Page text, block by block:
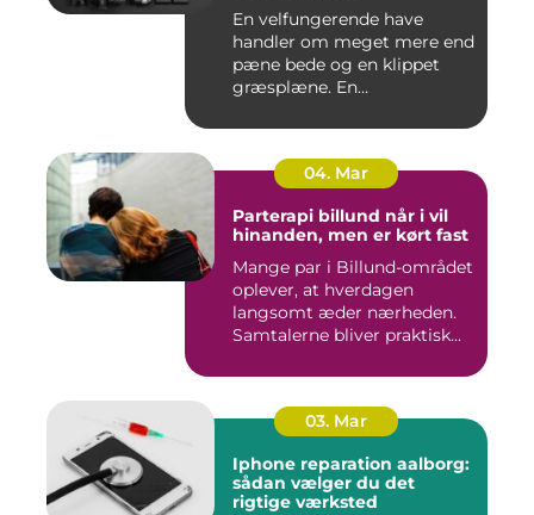
En velfungerende have
handler om meget mere end
pæne bede og en klippet
græsplæne. En
04. Mar
Parterapi billund når i vil
hinanden, men er kørt fast
Mange par i Billund-området
oplever, at hverdagen
langsomt æder nærheden.
Samtalerne bliver praktisk...
03. Mar
Iphone reparation aalborg:
sådan vælger du det
rigtige værksted